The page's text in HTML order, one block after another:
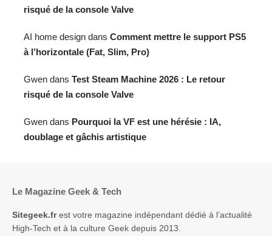
risqué de la console Valve
AI home design dans Comment mettre le support PS5
à l’horizontale (Fat, Slim, Pro)
Gwen dans Test Steam Machine 2026 : Le retour
risqué de la console Valve
Gwen dans Pourquoi la VF est une hérésie : IA,
doublage et gâchis artistique
Le Magazine Geek & Tech
Sitegeek.frest votre magazine indépendant dédié à l’actualité
High-Tech et à la culture Geek depuis 2013.